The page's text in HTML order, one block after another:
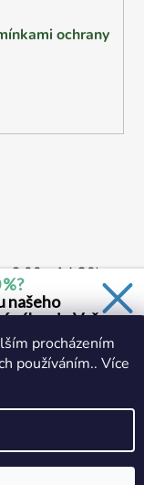
procházením
používáním.. Více
ochrany
6:00 - 14:30)
práva vyhrazena.
našeho
nákup je Vaše.